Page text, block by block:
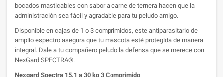
bocados masticables con sabor a carne de ternera hacen que la
administración sea fácil y agradable para tu peludo amigo.
Disponible en cajas de 1 o 3 comprimidos, este antiparasitario de
amplio espectro asegura que tu mascota esté protegida de manera
integral. Dale a tu compañero peludo la defensa que se merece con
NexGard SPECTRA®.
Nexgard Spectra 15.1 a 30 kg 3 Comprimido